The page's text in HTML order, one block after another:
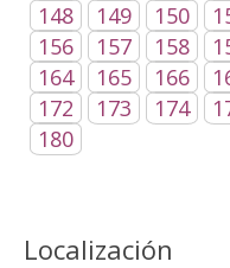
148
149 150
156
157 158
164
165 166
172
173 174
180
Localización